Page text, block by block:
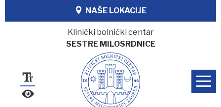
NAŠE LOKACIJE
Klinički bolnički centar
SESTRE MILOSRDNICE